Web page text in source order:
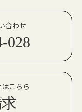
合わせ
028
こちら